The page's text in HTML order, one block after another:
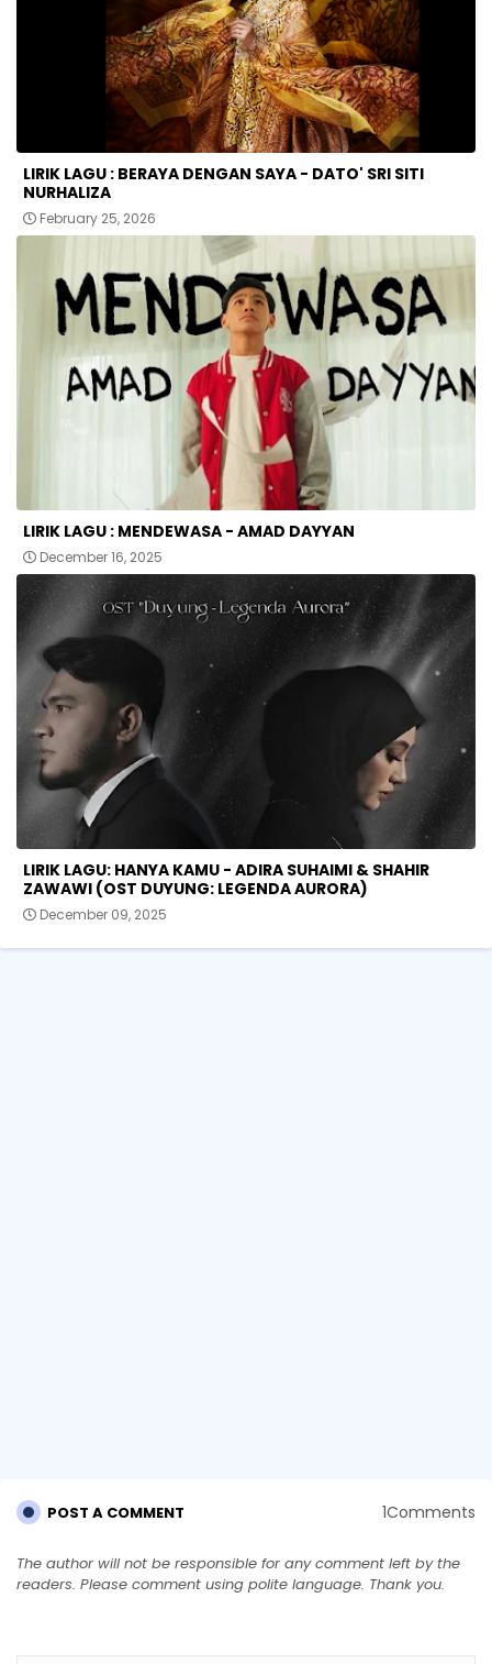
LIRIK LAGU : BERAYA DENGAN SAYA - DATO' SRI SITI
NURHALIZA
February 25, 2026
LIRIK LAGU : MENDEWASA - AMAD DAYYAN
December 16, 2025
LIRIK LAGU: HANYA KAMU - ADIRA SUHAIMI & SHAHIR
ZAWAWI (OST DUYUNG: LEGENDA AURORA)
December 09, 2025
POST A COMMENT 1Comments
The author will not be responsible for any comment left by the
readers. Please comment using polite language. Thank you.